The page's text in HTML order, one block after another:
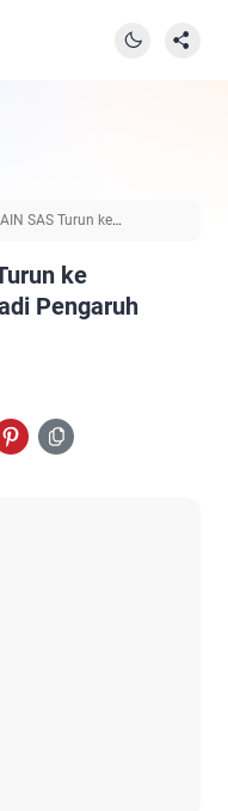
SAS Turun ke
ke
Pengaruh